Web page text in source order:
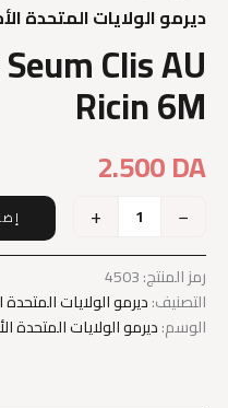
ديرمو الولايات المتحدة
Clis AU
Ricin 6M
2.500DA
−
كمية
Aroma
Zone
Seum
Clis
AU
+
رمز المنتج:4503
التصنيف:ديرمو الولايات المتحدة
الوسم:ديرمو الولايات المتحدة